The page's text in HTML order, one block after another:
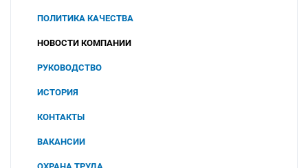
ПОЛИТИКА КАЧЕСТВА
НОВОСТИ КОМПАНИИ
РУКОВОДСТВО
ИСТОРИЯ
КОНТАКТЫ
ВАКАНСИИ